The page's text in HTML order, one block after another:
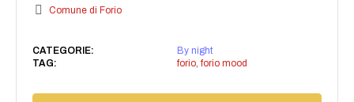
Comune di Forio
CATEGORIE:
By night
TAG:
forio, forio mood